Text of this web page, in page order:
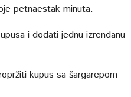
petnaestak minuta.
i dodati jednu izrendanu
kupus sa šargarepom